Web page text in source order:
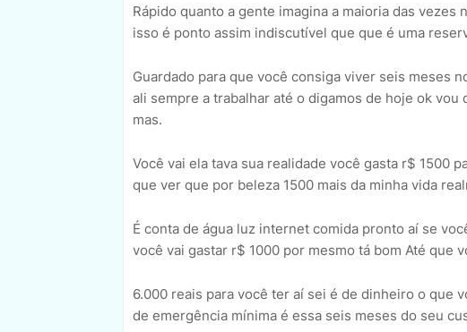
Rápido quanto a gente imagina a maioria das
isso é ponto assim indiscutível que que é uma
Guardado para que você consiga viver seis meses
ali sempre a trabalhar até o digamos de hoje ok
mas.
Você vai ela tava sua realidade você gasta r$ 1500
que ver que por beleza 1500 mais da minha vida
É conta de água luz internet comida pronto aí se
você vai gastar r$ 1000 por mesmo tá bom Até que
6.000 reais para você ter aí sei é de dinheiro o que
de emergência mínima é essa seis meses do seu